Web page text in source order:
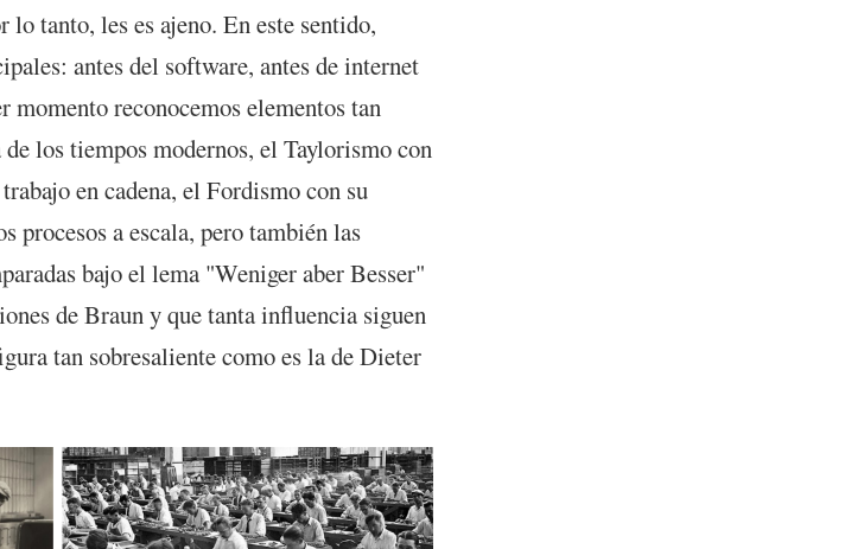
tanto, les es ajeno. En este sentido,
antes del software, antes de internet
momento reconocemos elementos tan
los tiempos modernos, el Taylorismo con
en cadena, el Fordismo con su
procesos a escala, pero también las
bajo el lema "Weniger aber Besser"
de Braun y que tanta influencia siguen
tan sobresaliente como es la de Dieter